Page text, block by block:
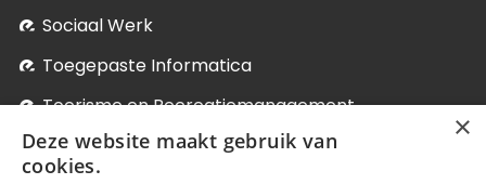
Sociaal Werk
Toegepaste Informatica
Toerisme en Recreatiemanagement
Verkorte Educatieve Bachelor Secundair
Onderwijs
×
Deze website maakt gebruik van
cookies.